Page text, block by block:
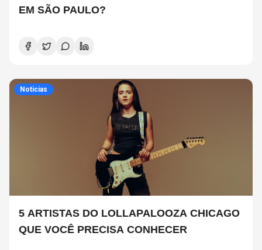
EM SÃO PAULO?
Noticias
5 ARTISTAS DO LOLLAPALOOZA CHICAGO
QUE VOCÊ PRECISA CONHECER